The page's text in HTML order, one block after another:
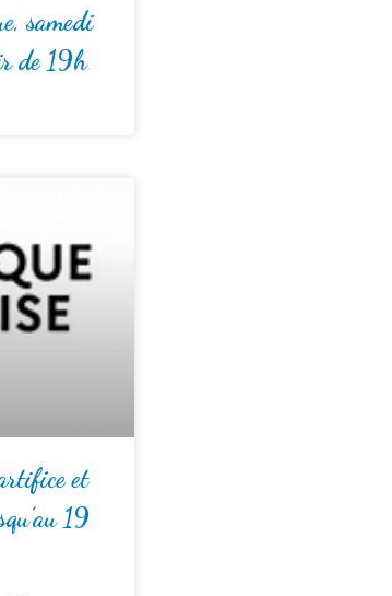
samedi
de 19h
et
19